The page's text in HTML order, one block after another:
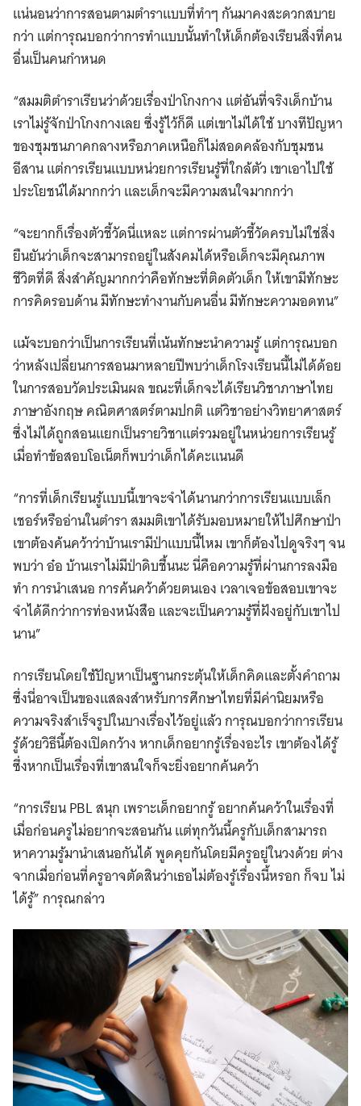
แน่นอนว่าการสอนตามตำราแบบที่ทำๆ กันมาคงสะดวกสบาย
กว่า แต่การุณบอกว่าการทำแบบนั้นทำให้เด็กต้องเรียนสิ่งที่คน
อื่นเป็นคนกำหนด
“สมมติตำราเรียนว่าด้วยเรื่องป่าโกงกาง แต่อันที่จริงเด็กบ้าน
เราไม่รู้จักป่าโกงกางเลย ซึ่งรู้ไว้ก็ดี แต่เขาไม่ได้ใช้ บางทีปัญหา
ของชุมชนภาคกลางหรือภาคเหนือก็ไม่สอดคล้องกับชุมชน
อีสาน แต่การเรียนแบบหน่วยการเรียนรู้ที่ใกล้ตัว เขาเอาไปใช้
ประโยชน์ได้มากกว่า และเด็กจะมีความสนใจมากกว่า
“จะยากก็เรื่องตัวชี้วัดนี่แหละ แต่การผ่านตัวชี้วัดครบไม่ใช่สิ่ง
ยืนยันว่าเด็กจะสามารถอยู่ในสังคมได้หรือเด็กจะมีคุณภาพ
ชีวิตที่ดี สิ่งสำคัญมากกว่าคือทักษะที่ติดตัวเด็ก ให้เขามีทักษะ
การคิดรอบด้าน มีทักษะทำงานกับคนอื่น มีทักษะความอดทน”
แม้จะบอกว่าเป็นการเรียนที่เน้นทักษะนำความรู้ แต่การุณบอก
ว่าหลังเปลี่ยนการสอนมาหลายปีพบว่าเด็กโรงเรียนนี้ไม่ได้ด้อย
ในการสอบวัดประเมินผล ขณะที่เด็กจะได้เรียนวิชาภาษาไทย
ภาษาอังกฤษ คณิตศาสตร์ตามปกติ แต่วิชาอย่างวิทยาศาสตร์
ซึ่งไม่ได้ถูกสอนแยกเป็นรายวิชาแต่รวมอยู่ในหน่วยการเรียนรู้
เมื่อทำข้อสอบโอเน็ตก็พบว่าเด็กได้คะแนนดี
“การที่เด็กเรียนรู้แบบนี้เขาจะจำได้นานกว่าการเรียนแบบเล็ก
เชอร์หรืออ่านในตำรา สมมติเขาได้รับมอบหมายให้ไปศึกษาป่า
เขาต้องค้นคว้าว่าบ้านเรามีป่าแบบนี้ไหม เขาก็ต้องไปดูจริงๆ จน
พบว่า อ๋อ บ้านเราไม่มีป่าดิบชื้นนะ นี่คือความรู้ที่ผ่านการลงมือ
ทำ การนำเสนอ การค้นคว้าด้วยตนเอง เวลาเจอข้อสอบเขาจะ
จำได้ดีกว่าการท่องหนังสือ และจะเป็นความรู้ที่ฝังอยู่กับเขาไป
นาน”
การเรียนโดยใช้ปัญหาเป็นฐานกระตุ้นให้เด็กคิดและตั้งคำถาม
ซึ่งนี่อาจเป็นของแสลงสำหรับการศึกษาไทยที่มีค่านิยมหรือ
ความจริงสำเร็จรูปในบางเรื่องไว้อยู่แล้ว การุณบอกว่าการเรียน
รู้ด้วยวิธีนี้ต้องเปิดกว้าง หากเด็กอยากรู้เรื่องอะไร เขาต้องได้รู้
ซึ่งหากเป็นเรื่องที่เขาสนใจก็จะยิ่งอยากค้นคว้า
“การเรียน PBL สนุก เพราะเด็กอยากรู้ อยากค้นคว้าในเรื่องที่
เมื่อก่อนครูไม่อยากจะสอนกัน แต่ทุกวันนี้ครูกับเด็กสามารถ
หาความรู้มานำเสนอกันได้ พูดคุยกันโดยมีครูอยู่ในวงด้วย ต่าง
จากเมื่อก่อนที่ครูอาจตัดสินว่าเธอไม่ต้องรู้เรื่องนี้หรอก ก็จบ ไม่
ได้รู้” การุณกล่าว